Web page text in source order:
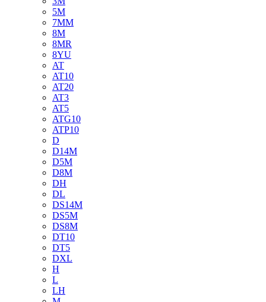
5M
7MM
8M
8MR
8YU
AT
AT10
AT20
AT3
AT5
ATG10
ATP10
D
D14M
D5M
D8M
DH
DL
DS14M
DS5M
DS8M
DT10
DT5
DXL
H
L
LH